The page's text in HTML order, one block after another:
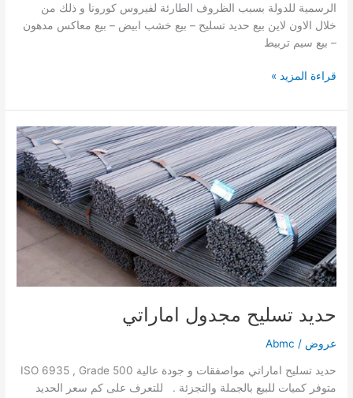
الرسمية للدولة بسبب الظروف الطارئة لفيروس كورونا و ذلك من
خلال الاون لاين بيع حديد تسليح – بيع خشب ابيض – بيع معاكس مدهون
– بيع سيم تربيط
قراءة المزيد »
حديد تسليح مجدول اماراتي
عروض /
Abmc
حديد تسليح اماراتي مواصفقات و جودة عالية ISO 6935 , Grade 500
متوفر كميات للبيع بالجملة والتجزئة . للتعرف على كم سعر الحديد
حديد
تسليح
مجدول
اماراتي